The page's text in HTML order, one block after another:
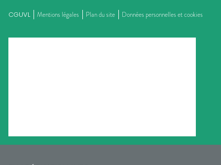
CGUVL Mentions légales Plan du site Données personnelles et cookies